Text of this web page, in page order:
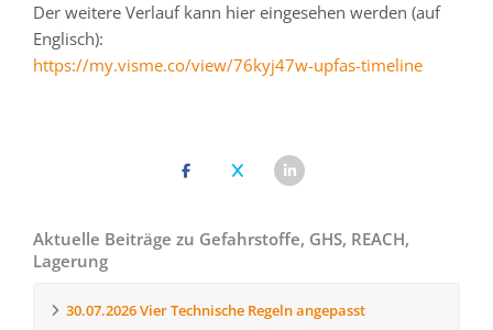
Der weitere Verlauf kann hier eingesehen werden (auf
Englisch):
https://my.visme.co/view/76kyj47w-upfas-timeline
Aktuelle Beiträge zu Gefahrstoffe, GHS, REACH,
Lagerung
30.07.2026Vier Technische Regeln angepasst